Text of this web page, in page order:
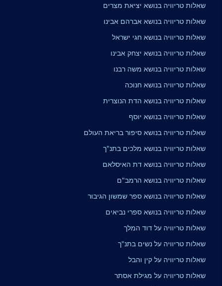
שאלות טריוויה בנושא יציאת מצרים
שאלות טריוויה בנושא אברהם אבינו
שאלות טריוויה בנושא חגי ישראל
שאלות טריוויה בנושא יצחק אבינו
שאלות טריוויה בנושא משה רבנו
שאלות טריוויה בנושא חנוכה
שאלות טריוויה בנושא הדת הנוצרית
שאלות טריוויה בנושא יוסף
שאלות טריוויה בנושא סיפור בריאת העולם
שאלות טריוויה בנושא מלכים בתנ"ך
שאלות טריוויה בנושא דת האיסלאם
שאלות טריוויה בנושא הרמב"ם
שאלות טריוויה בנושא ספר שמשון הגיבור
שאלות טריוויה בנושא ספרי נביאים
שאלות טריוויה על דוד המלך
שאלות טריוויה על נשים בתנ"ך
שאלות טריוויה על קין והבל
שאלות טריוויה על מגילת אסתר